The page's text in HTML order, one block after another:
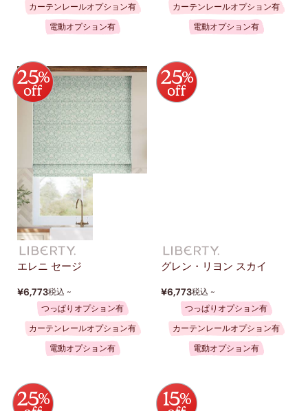
カーテンレールオプション有
電動オプション有
カーテンレールオプション有
電動オプション有
エレニ セージ
¥6,773税込 ~
つっぱりオプション有
カーテンレールオプション有
電動オプション有
グレン・リヨン スカイ
¥6,773税込 ~
つっぱりオプション有
カーテンレールオプション有
電動オプション有